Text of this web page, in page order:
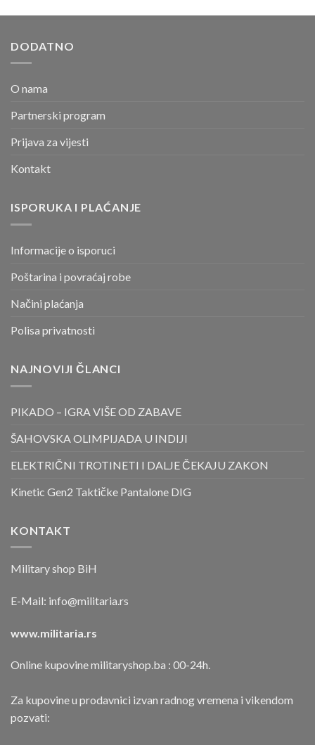
DODATNO
O nama
Partnerski program
Prijava za vijesti
Kontakt
ISPORUKA I PLAĆANJE
Informacije o isporuci
Poštarina i povraćaj robe
Načini plaćanja
Polisa privatnosti
NAJNOVIJI ČLANCI
PIKADO – IGRA VIŠE OD ZABAVE
ŠAHOVSKA OLIMPIJADA U INDIJI
ELEKTRIČNI TROTINETI I DALJE ČEKAJU ZAKON
Kinetic Gen2 Taktičke Pantalone DIG
KONTAKT
Military shop BiH
E-Mail: info@militaria.rs
www.militaria.rs
Online kupovine militaryshop.ba : 00-24h.
Za kupovine u prodavnici izvan radnog vremena i vikendom
pozvati: